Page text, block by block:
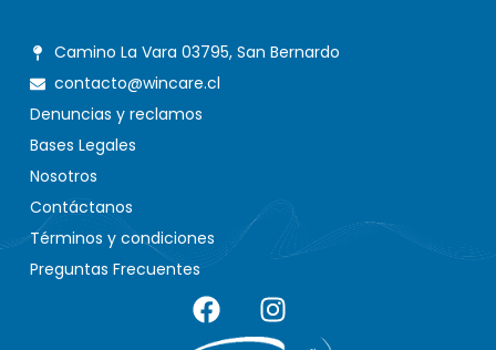
Camino La Vara 03795, San Bernardo
contacto@wincare.cl
Denuncias y reclamos
Bases Legales
Nosotros
Contáctanos
Términos y condiciones
Preguntas Frecuentes